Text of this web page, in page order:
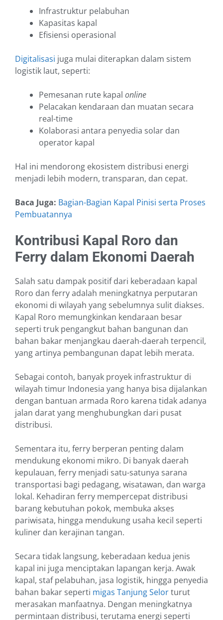
Infrastruktur pelabuhan
Kapasitas kapal
Efisiensi operasional
Digitalisasi juga mulai diterapkan dalam sistem
logistik laut, seperti:
Pemesanan rute kapal online
Pelacakan kendaraan dan muatan secara
real-time
Kolaborasi antara penyedia solar dan
operator kapal
Hal ini mendorong ekosistem distribusi energi
menjadi lebih modern, transparan, dan cepat.
Baca Juga: Bagian-Bagian Kapal Pinisi serta Proses
Pembuatannya
Kontribusi Kapal Roro dan
Ferry dalam Ekonomi Daerah
Salah satu dampak positif dari keberadaan kapal
Roro dan ferry adalah meningkatnya perputaran
ekonomi di wilayah yang sebelumnya sulit diakses.
Kapal Roro memungkinkan kendaraan besar
seperti truk pengangkut bahan bangunan dan
bahan bakar menjangkau daerah-daerah terpencil,
yang artinya pembangunan dapat lebih merata.
Sebagai contoh, banyak proyek infrastruktur di
wilayah timur Indonesia yang hanya bisa dijalankan
dengan bantuan armada Roro karena tidak adanya
jalan darat yang menghubungkan dari pusat
distribusi.
Sementara itu, ferry berperan penting dalam
mendukung ekonomi mikro. Di banyak daerah
kepulauan, ferry menjadi satu-satunya sarana
transportasi bagi pedagang, wisatawan, dan warga
lokal. Kehadiran ferry mempercepat distribusi
barang kebutuhan pokok, membuka akses
pariwisata, hingga mendukung usaha kecil seperti
kuliner dan kerajinan tangan.
Secara tidak langsung, keberadaan kedua jenis
kapal ini juga menciptakan lapangan kerja. Awak
kapal, staf pelabuhan, jasa logistik, hingga penyedia
bahan bakar seperti migas Tanjung Selorturut
merasakan manfaatnya. Dengan meningkatnya
permintaan distribusi, terutama energi seperti